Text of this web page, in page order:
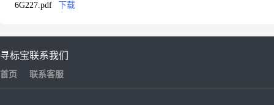
6G227.pdf
下载
寻标宝
首页
联系我们
联系客服